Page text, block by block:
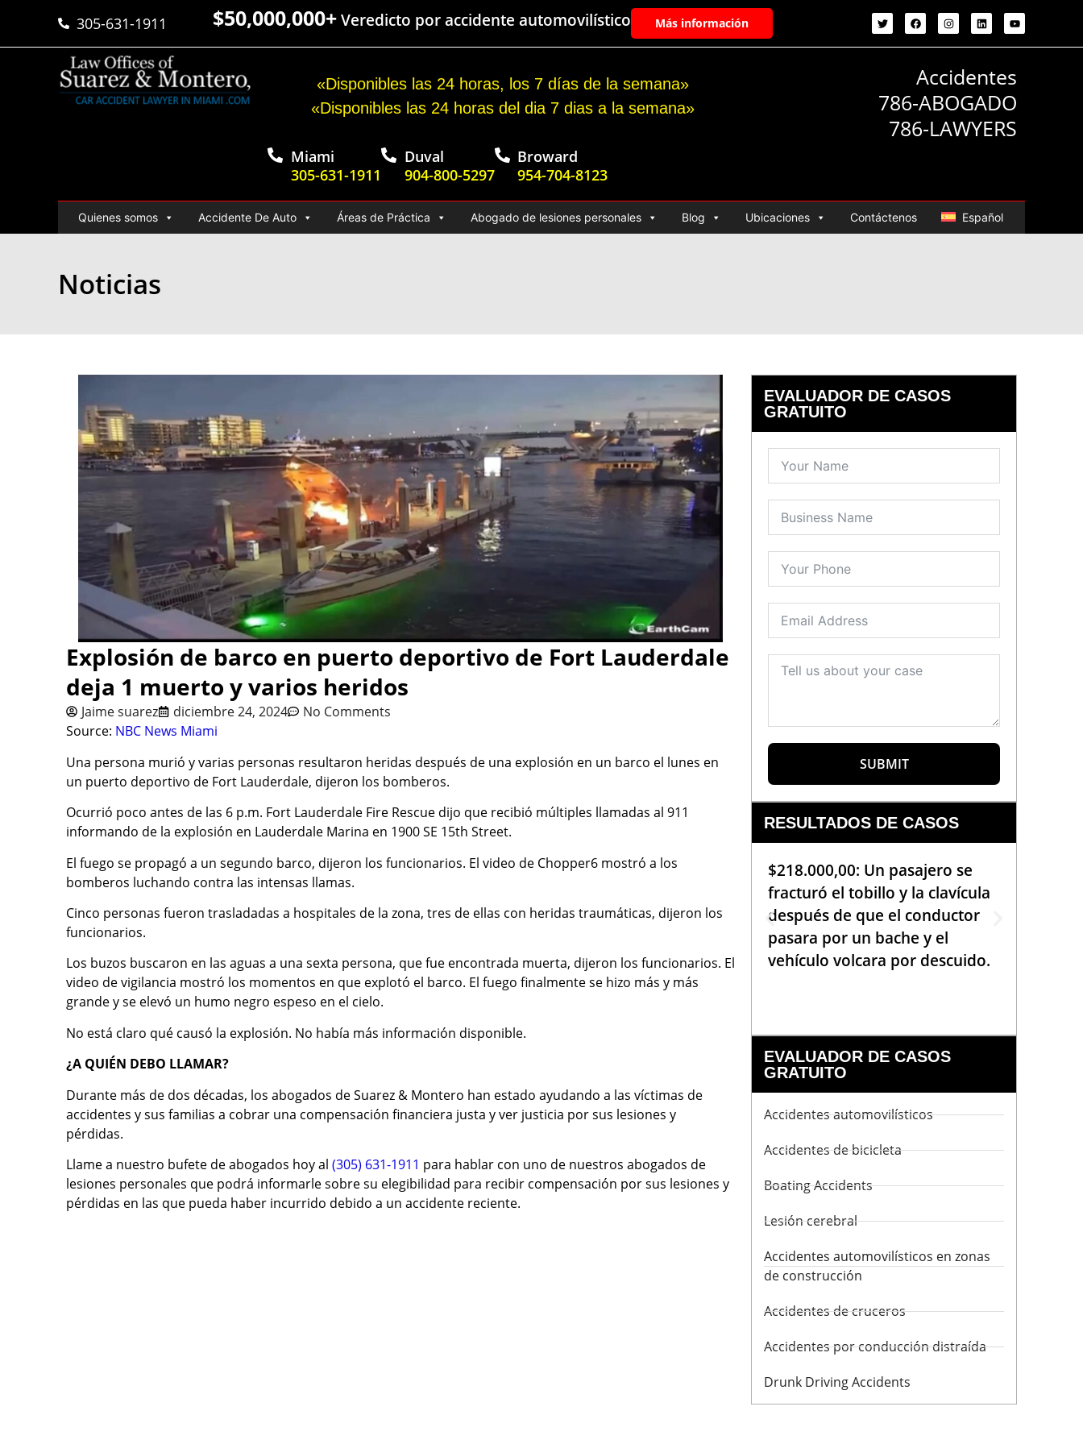
305-631-1911 $50,000,000+Veredicto por accidente automovilístico Más información
«Disponibles las 24 horas, los 7 días de la semana»
«Disponibles las 24 horas del dia 7 dias a la semana»
Miami
305-631-1911
Duval
904-800-5297
Broward
954-704-8123
Accidentes
786-ABOGADO
786-LAWYERS
Quienes somos Accidente De Auto Áreas de Práctica Abogado de lesiones personales Blog Ubicaciones Contáctenos Español
Noticias
Explosión de barco en puerto deportivo de Fort Lauderdale
deja 1 muerto y varios heridos
Jaime suarez diciembre 24, 2024
No Comments
Source: NBC News Miami
Una persona murió y varias personas resultaron heridas después de una explosión en un barco el lunes en
un puerto deportivo de Fort Lauderdale, dijeron los bomberos.
Ocurrió poco antes de las 6 p.m. Fort Lauderdale Fire Rescue dijo que recibió múltiples llamadas al 911
informando de la explosión en Lauderdale Marina en 1900 SE 15th Street.
El fuego se propagó a un segundo barco, dijeron los funcionarios. El video de Chopper6 mostró a los
bomberos luchando contra las intensas llamas.
Cinco personas fueron trasladadas a hospitales de la zona, tres de ellas con heridas traumáticas, dijeron los
funcionarios.
Los buzos buscaron en las aguas a una sexta persona, que fue encontrada muerta, dijeron los funcionarios. El
video de vigilancia mostró los momentos en que explotó el barco. El fuego finalmente se hizo más y más
grande y se elevó un humo negro espeso en el cielo.
No está claro qué causó la explosión. No había más información disponible.
¿A QUIÉN DEBO LLAMAR?
Durante más de dos décadas, los abogados de Suarez & Montero han estado ayudando a las víctimas de
accidentes y sus familias a cobrar una compensación financiera justa y ver justicia por sus lesiones y
pérdidas.
Llame a nuestro bufete de abogados hoy al (305) 631-1911 para hablar con uno de nuestros abogados de
lesiones personales que podrá informarle sobre su elegibilidad para recibir compensación por sus lesiones y
pérdidas en las que pueda haber incurrido debido a un accidente reciente.
EVALUADOR DE CASOS
GRATUITO
SUBMIT
RESULTADOS DE CASOS
$218.000,00: Un pasajero se
fracturó el tobillo y la clavícula
después de que el conductor
pasara por un bache y el
vehículo volcara por descuido.
EVALUADOR DE CASOS
GRATUITO
Accidentes automovilísticos
Accidentes de bicicleta
Boating Accidents
Lesión cerebral
Accidentes automovilísticos en zonas
de construcción
Accidentes de cruceros
Accidentes por conducción distraída
Drunk Driving Accidents